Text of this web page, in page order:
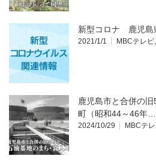
新型コロナ 鹿児島
2021/1/1 MBCテレビ,
鹿児島市と合併の
町（昭和44～46年…
2024/10/29 MBCテ